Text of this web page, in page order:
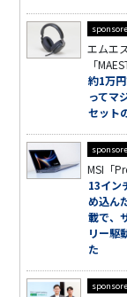
エムエ
「
約1万
ってマ
セット
MSI「
13イン
め込ん
載で、
リー駆
た